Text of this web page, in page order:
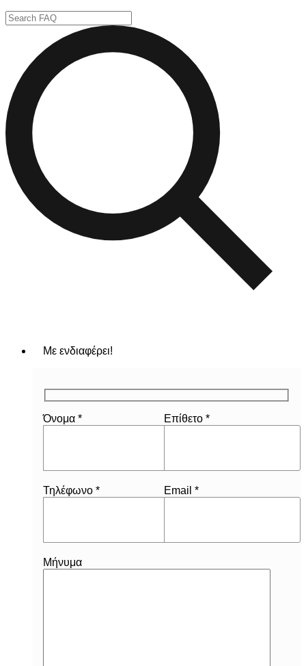
Με ενδιαφέρει!
Όνομα * Επίθετο *
Τηλέφωνο * Email *
Μήνυμα